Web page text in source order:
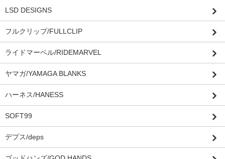
LSD DESIGNS
フルクリップ/FULLCLIP
ライドマーベル/RIDEMARVEL
ヤマガ/YAMAGA BLANKS
ハーネス/HANESS
SOFT99
デプス/deps